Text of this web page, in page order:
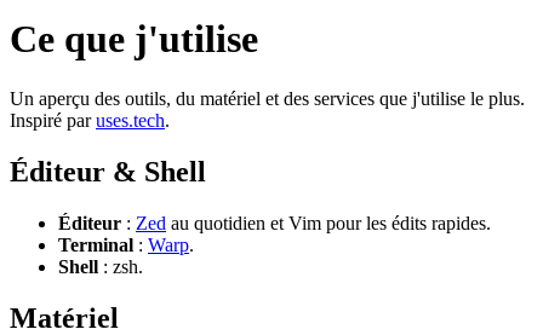
Ce que j'utilise
Un aperçu des outils, du matériel et des services que j'utilise le plus.
Inspiré paruses.tech.
Éditeur & Shell
Éditeur : Zed au quotidien et Vim pour les édits rapides.
Terminal : Warp.
Shell : zsh.
Matériel